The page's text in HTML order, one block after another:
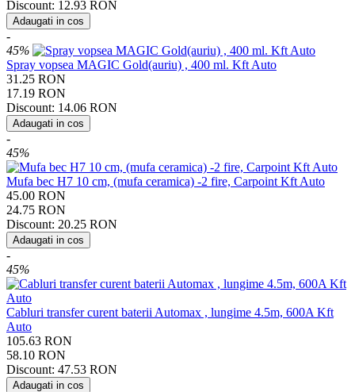
Discount: 12.93 RON
Adaugati in cos
-
45%
Spray vopsea MAGIC Gold(auriu) , 400 ml. Kft Auto
31.25 RON
17.19 RON
Discount: 14.06 RON
Adaugati in cos
-
45%
Mufa bec H7 10 cm, (mufa ceramica) -2 fire, Carpoint Kft Auto
45.00 RON
24.75 RON
Discount: 20.25 RON
Adaugati in cos
-
45%
Cabluri transfer curent baterii Automax , lungime 4.5m, 600A Kft
Auto
105.63 RON
58.10 RON
Discount: 47.53 RON
Adaugati in cos